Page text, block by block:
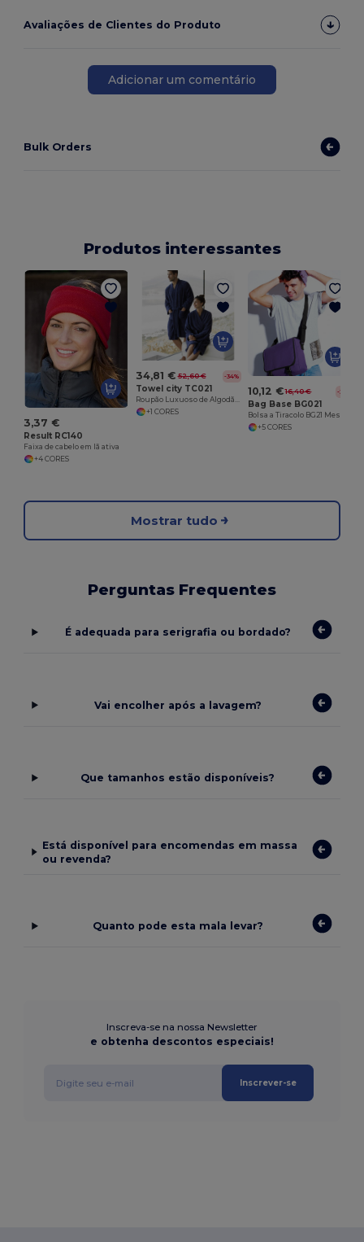
Avaliações de Clientes do Produto
Adicionar um comentário
Bulk Orders
Produtos interessantes
3,37 €
Result RC140
Faixa de cabelo em lã ativa
+4 CORES
34,81 € 52,60 € -34%
Towel city TC021
Roupão Luxuoso de Algodão Terry
+1 CORES
10,12 € 16,40 € -38%
Bag Base BG021
+5 CORES
Mostrar tudo
Perguntas Frequentes
É adequada para serigrafia ou bordado?
Vai encolher após a lavagem?
Que tamanhos estão disponíveis?
Está disponível para encomendas em massa
ou revenda?
Quanto pode esta mala levar?
Inscreva-se na nossa Newsletter
e obtenha descontos especiais!
Inscrever-se